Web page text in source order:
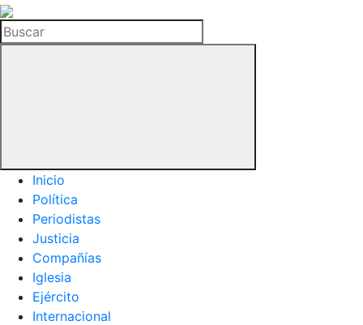
La
Hemeroteca
del
Buscar
Inicio
Política
Periodistas
Justicia
Compañías
Iglesia
Ejército
Internacional